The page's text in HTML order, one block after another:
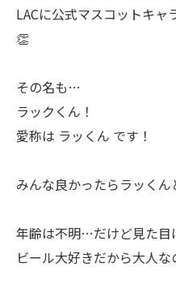
LACに公式マスコットキャ
👏
その名も…
ラックくん！
愛称は ラッくん です！
みんな良かったらラッくん
年齢は不明…だけど見た目
ビール大好きだから大人な